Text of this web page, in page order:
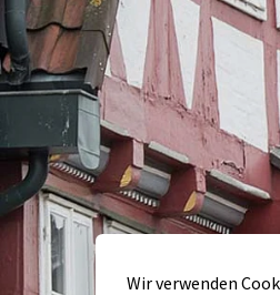
Inhalt der Seite anspringen
Wir verwenden